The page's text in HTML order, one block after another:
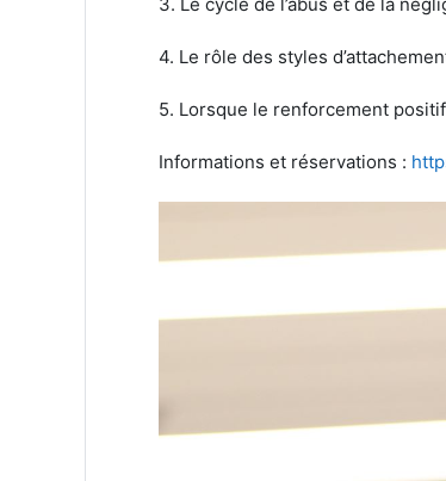
4. Le rôle des styles
5. Lorsque le renforcement
Informations et réservations :